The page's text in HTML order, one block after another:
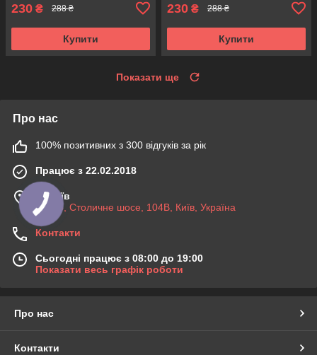
230 ₴ 288 ₴
Купити
230 ₴ 288 ₴
Купити
Показати ще
Про нас
100% позитивних з 300 відгуків за рік
Працює з 22.02.2018
м. Київ
03045, Столичне шосе, 104B, Київ, Україна
Контакти
Сьогодні працює з 08:00 до 19:00
Показати весь графік роботи
Про нас
Контакти